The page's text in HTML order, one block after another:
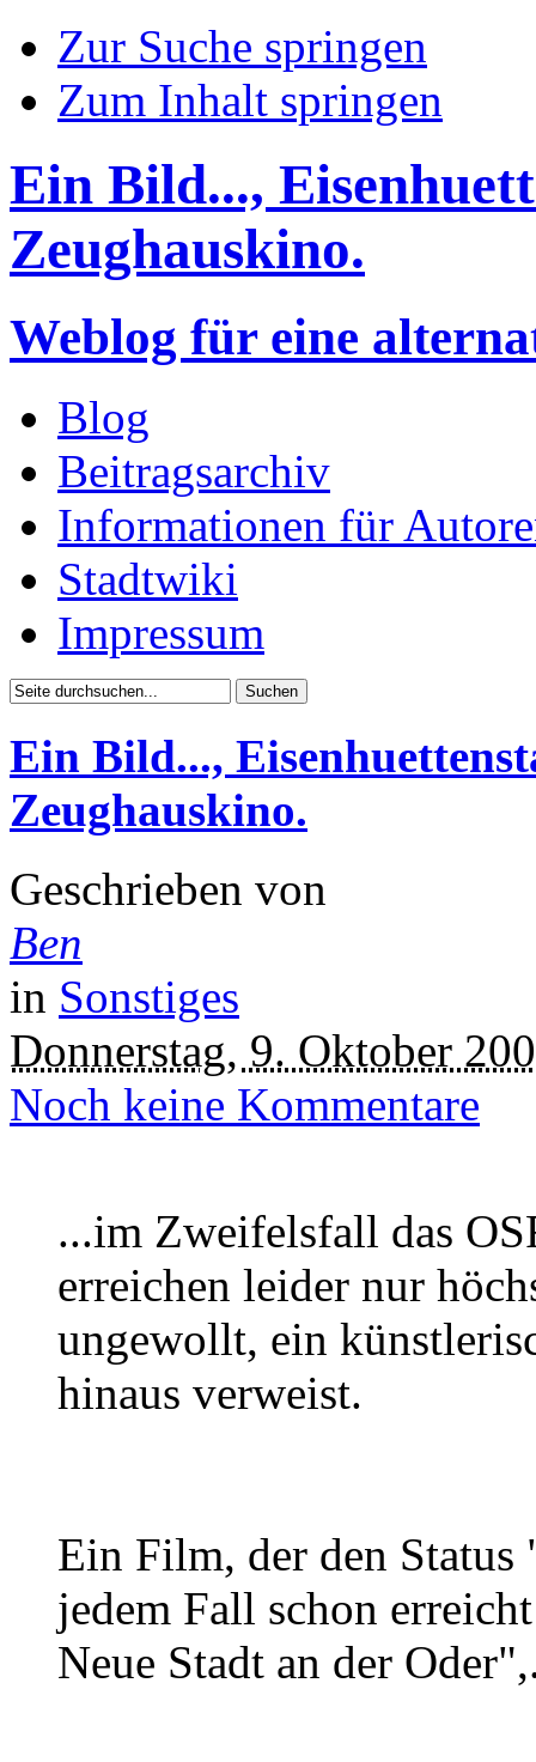
Zur Suche springen
Zum Inhalt springen
Ein Bild...,
Zeughauskino.
Weblog für eine
Blog
Beitragsarchiv
Informationen für
Stadtwiki
Impressum
Ein Bild...,
Zeughauskino.
Geschrieben von
Ben
in Sonstiges
Donnerstag, 9. Oktober
Noch keine Kommentare
...im Zweifelsfall das
erreichen leider nur
ungewollt, ein
hinaus verweist.
Ein Film, der den
jedem Fall schon
Neue Stadt an der